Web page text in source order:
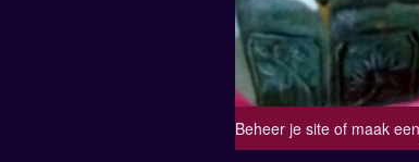
Beheer je site of maak